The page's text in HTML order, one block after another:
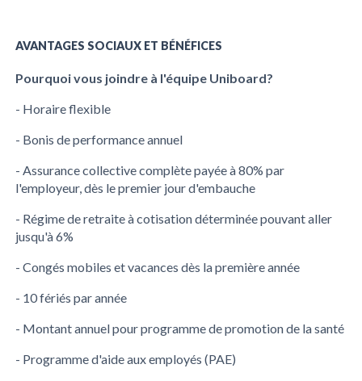
AVANTAGES SOCIAUX ET BÉNÉFICES
Pourquoi vous joindre à l'équipe Uniboard?
- Horaire flexible
- Bonis de performance annuel
- Assurance collective complète payée à 80% par
l'employeur, dès le premier jour d'embauche
- Régime de retraite à cotisation déterminée pouvant aller
jusqu'à 6%
- Congés mobiles et vacances dès la première année
- 10 fériés par année
- Montant annuel pour programme de promotion de la santé
- Programme d'aide aux employés (PAE)